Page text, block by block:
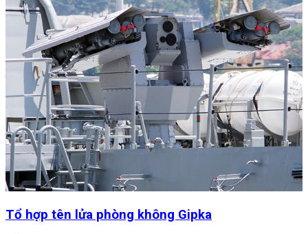
Tổ hợp tên lửa phòng không Gipka